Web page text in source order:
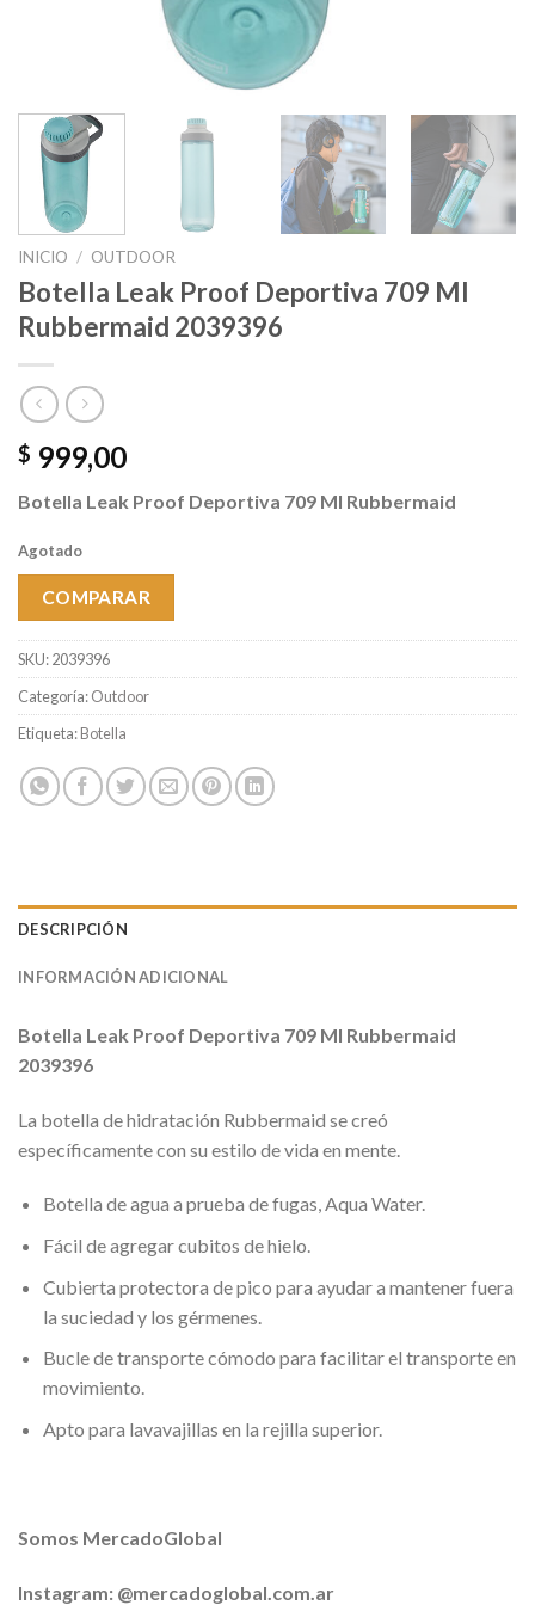
INICIO / OUTDOOR
Botella Leak Proof Deportiva 709 Ml
Rubbermaid 2039396
$ 999,00
Botella Leak Proof Deportiva 709 Ml Rubbermaid
Agotado
COMPARAR
SKU:2039396
Categoría:Outdoor
Etiqueta:Botella
DESCRIPCIÓN
INFORMACIÓN ADICIONAL
Botella Leak Proof Deportiva 709 Ml Rubbermaid
2039396
La botella de hidratación Rubbermaid se creó
específicamente con su estilo de vida en mente.
Botella de agua a prueba de fugas, Aqua Water.
Fácil de agregar cubitos de hielo.
Cubierta protectora de pico para ayudar a mantener fuera
la suciedad y los gérmenes.
Bucle de transporte cómodo para facilitar el transporte en
movimiento.
Apto para lavavajillas en la rejilla superior.
Somos MercadoGlobal
Instagram: @mercadoglobal.com.ar